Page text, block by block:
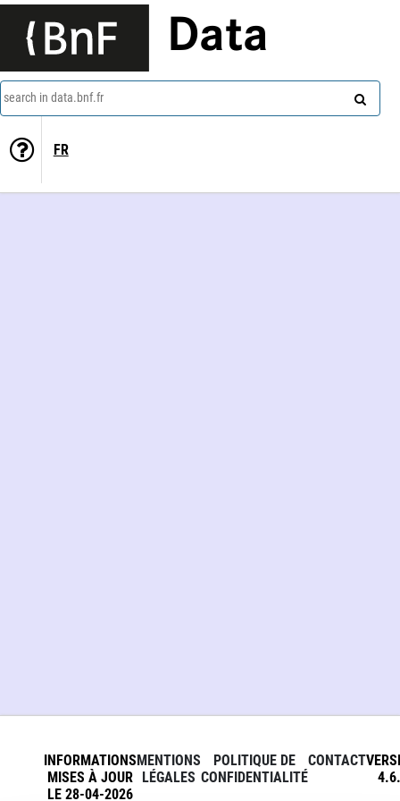
Data
search in data.bnf.fr
FR
INFORMATIONS
MISES À JOUR
LE 28-04-2026
MENTIONS
LÉGALES
POLITIQUE DE
CONFIDENTIALITÉ
CONTACT